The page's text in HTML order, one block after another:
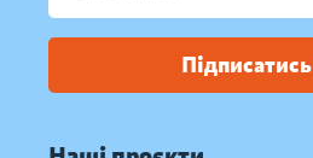
Підписатись